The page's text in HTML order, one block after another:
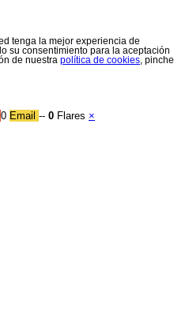
tenga la mejor experiencia de
su consentimiento para la aceptación
de nuestra política de cookies, pinche
0 Email -- 0 Flares ×